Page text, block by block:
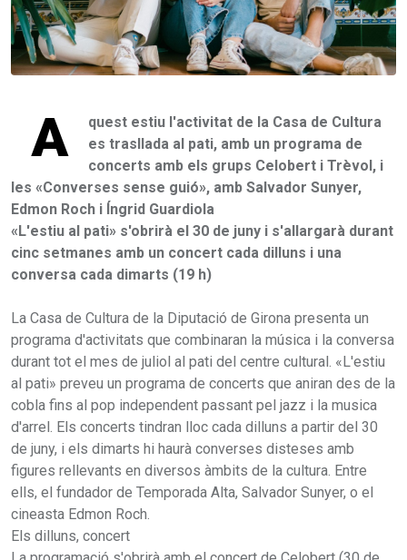
A
quest estiu l'activitat de la Casa de Cultura
es trasllada al pati, amb un programa de
concerts amb els grups Celobert i Trèvol, i
les «Converses sense guió», amb Salvador Sunyer,
Edmon Roch i Íngrid Guardiola
«L'estiu al pati» s'obrirà el 30 de juny i s'allargarà durant
cinc setmanes amb un concert cada dilluns i una
conversa cada dimarts (19 h)
La Casa de Cultura de la Diputació de Girona presenta un
programa d'activitats que combinaran la música i la conversa
durant tot el mes de juliol al pati del centre cultural. «L'estiu
al pati» preveu un programa de concerts que aniran des de la
cobla fins al pop independent passant pel jazz i la musica
d'arrel. Els concerts tindran lloc cada dilluns a partir del 30
de juny, i els dimarts hi haurà converses disteses amb
figures rellevants en diversos àmbits de la cultura. Entre
ells, el fundador de Temporada Alta, Salvador Sunyer, o el
cineasta Edmon Roch.
Els dilluns, concert